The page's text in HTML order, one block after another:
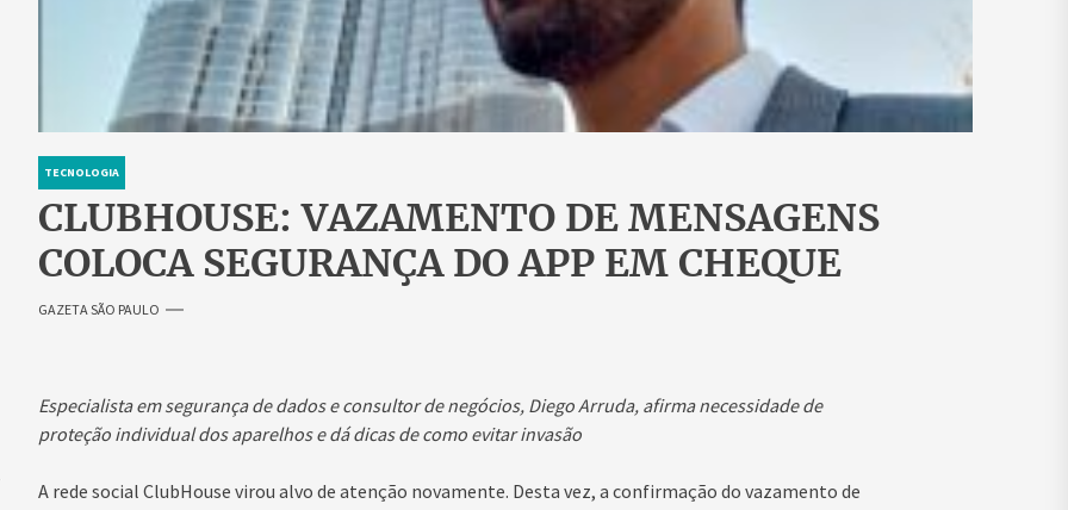
TECNOLOGIA
CLUBHOUSE: VAZAMENTO DE MENSAGENS
COLOCA SEGURANÇA DO APP EM CHEQUE
GAZETA SÃO PAULO
Especialista em segurança de dados e consultor de negócios, Diego Arruda, afirma necessidade de
proteção individual dos aparelhos e dá dicas de como evitar invasão
A rede social ClubHouse virou alvo de atenção novamente. Desta vez, a confirmação do vazamento de